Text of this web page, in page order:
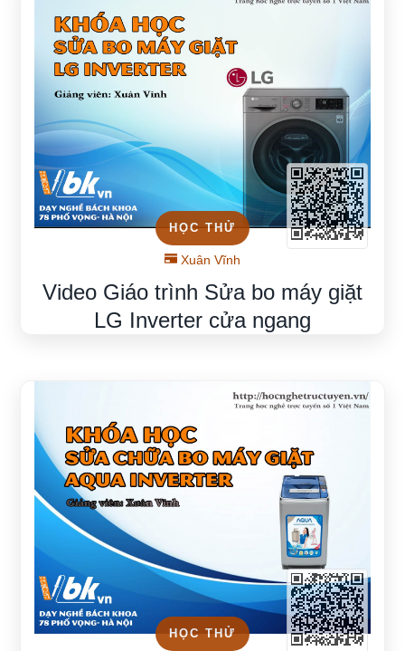
HỌC THỬ
Xuân Vĩnh
Video Giáo trình Sửa bo máy giặt
LG Inverter cửa ngang
HỌC THỬ